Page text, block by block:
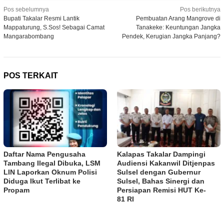
Navigasi
pos
Pos sebelumnya
Bupati Takalar Resmi Lantik
Mappaturung, S.Sos! Sebagai Camat
Mangarabombang
Pos berikutnya
Pembuatan Arang Mangrove di
Tanakeke: Keuntungan Jangka
Pendek, Kerugian Jangka Panjang?
POS TERKAIT
Daftar Nama Pengusaha
Tambang Ilegal Dibuka, LSM
LIN Laporkan Oknum Polisi
Diduga Ikut Terlibat ke
Propam
Kalapas Takalar Dampingi
Audiensi Kakanwil Ditjenpas
Sulsel dengan Gubernur
Sulsel, Bahas Sinergi dan
Persiapan Remisi HUT Ke-
81 RI